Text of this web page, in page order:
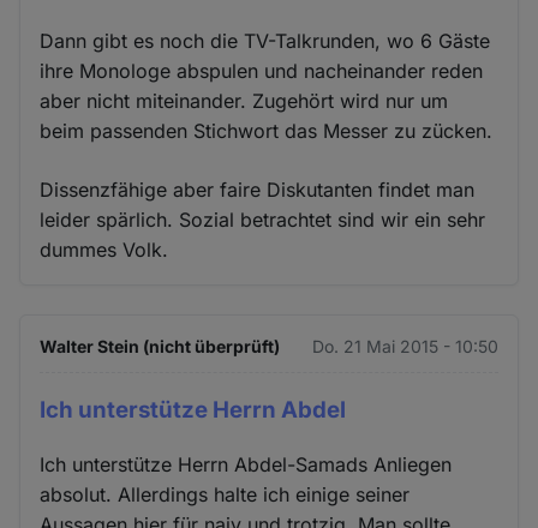
Dann gibt es noch die TV-Talkrunden, wo 6 Gäste
ihre Monologe abspulen und nacheinander reden
aber nicht miteinander. Zugehört wird nur um
beim passenden Stichwort das Messer zu zücken.
Dissenzfähige aber faire Diskutanten findet man
leider spärlich. Sozial betrachtet sind wir ein sehr
dummes Volk.
Walter Stein (nicht überprüft) Do. 21 Mai 2015 - 10:50
Ich unterstütze Herrn Abdel
Ich unterstütze Herrn Abdel-Samads Anliegen
absolut. Allerdings halte ich einige seiner